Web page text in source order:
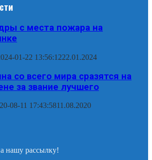
с места пожара на
01-22 13:56:1222.01.2024
со всего мира сразятся на
за звание лучшего
08-11 17:43:5811.08.2020
нашу рассылку!